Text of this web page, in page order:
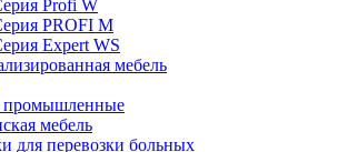
Profi W
PROFI M
Expert WS
мебель
промышленные
мебель
для перевозки больных